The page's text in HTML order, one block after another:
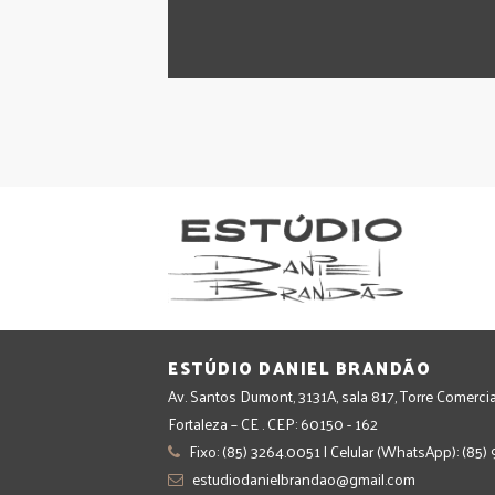
ESTÚDIO DANIEL BRANDÃO
Av. Santos Dumont, 3131A, sala 817, Torre
Fortaleza – CE . CEP: 60150 - 162
Fixo: (85) 3264.0051 | Celular (WhatsApp):
estudiodanielbrandao@gmail.com